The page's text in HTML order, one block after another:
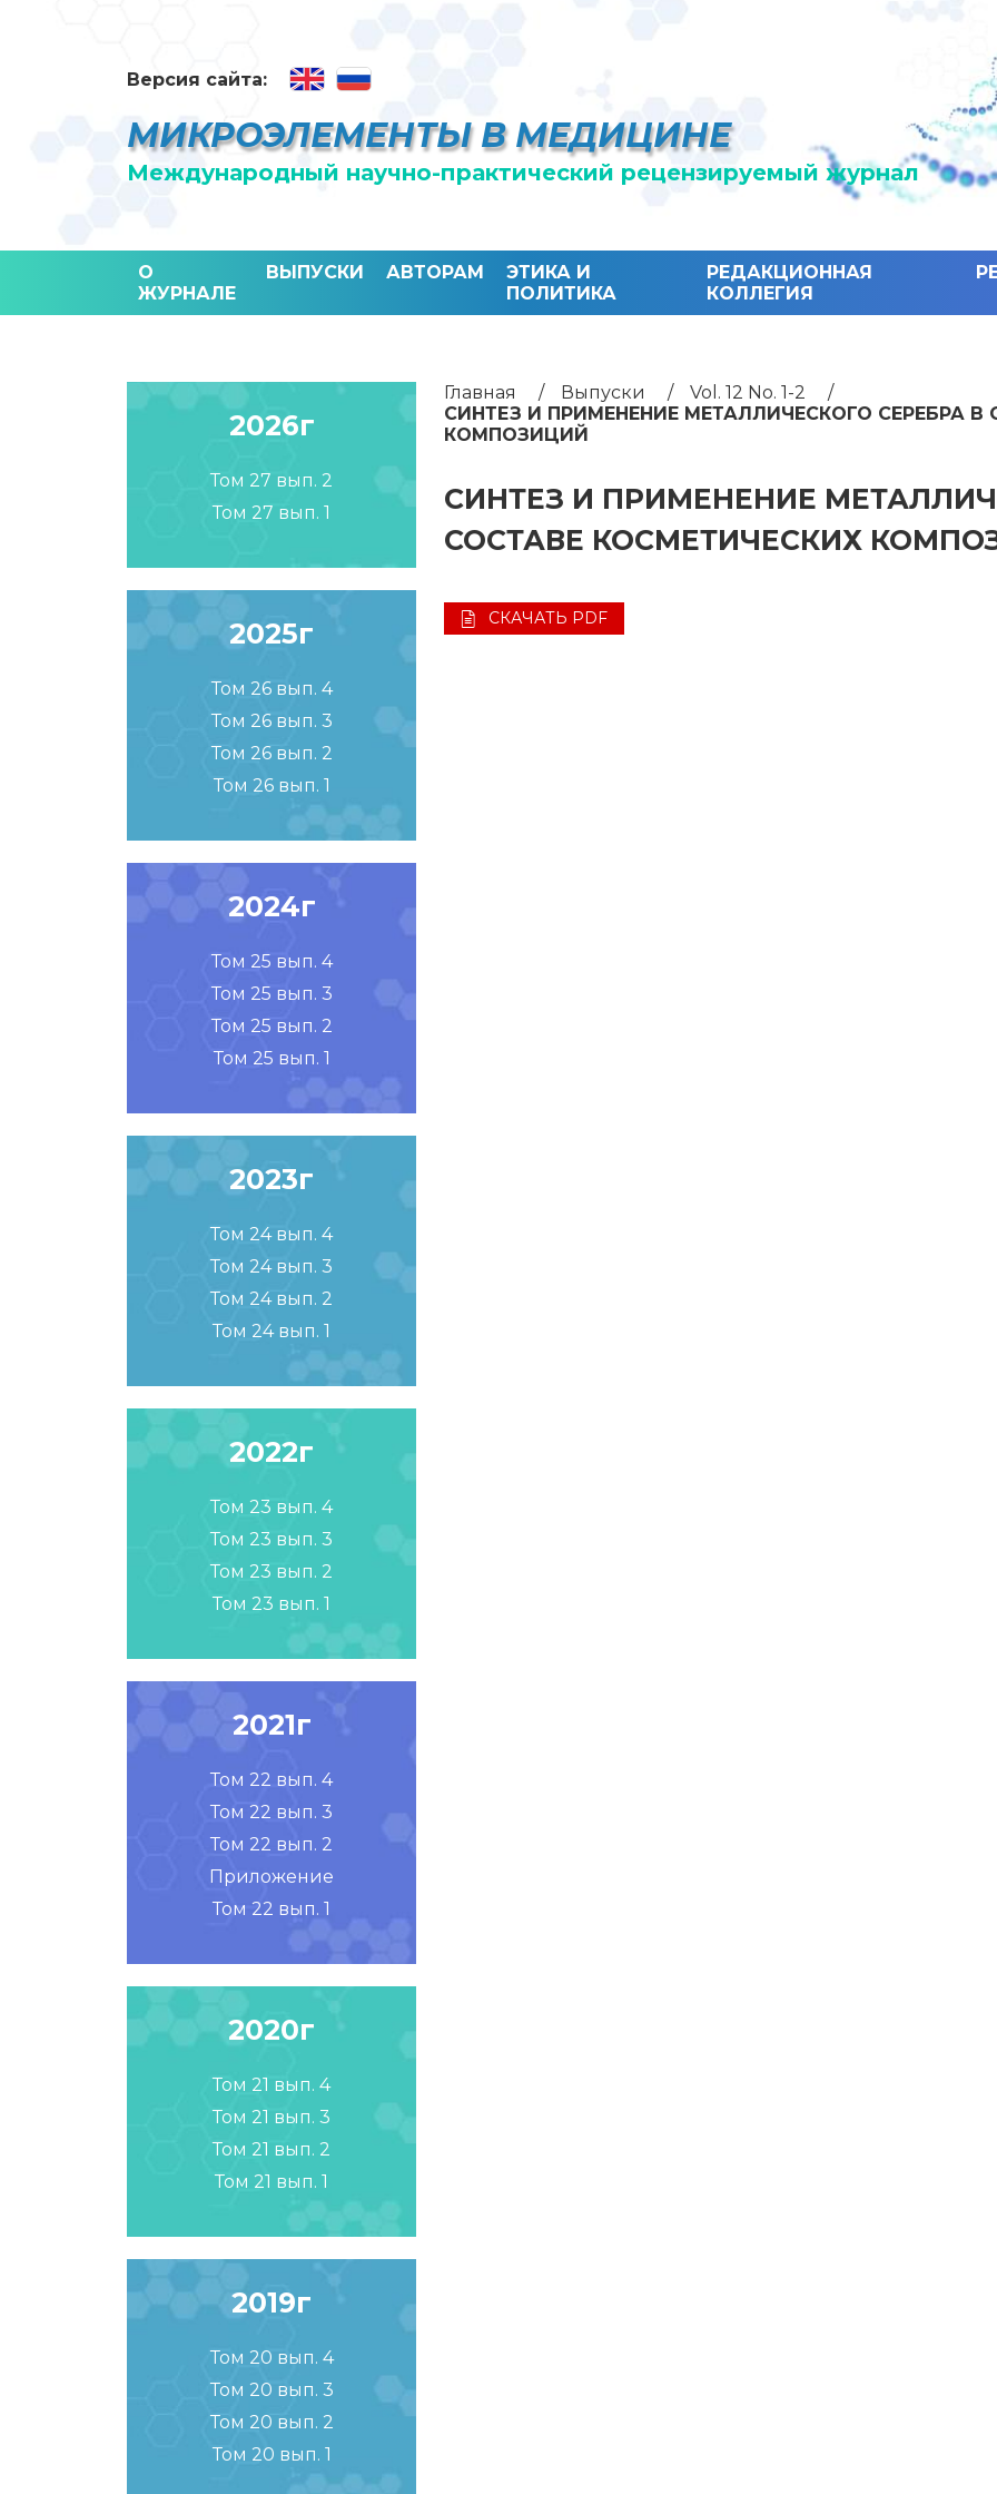
Версия сайта:
МИКРОЭЛЕМЕНТЫ В МЕДИЦИНЕ
Международный научно-практический рецензируемый журнал
О
ЖУРНАЛЕ
ВЫПУСКИ АВТОРАМ
ЭТИКА И
ПОЛИТИКА
РЕДАКЦИОННАЯ
КОЛЛЕГИЯ
2026г
Том 27 вып. 2
Том 27 вып. 1
2025г
Том 26 вып. 4
Том 26 вып. 3
Том 26 вып. 2
Том 26 вып. 1
2024г
Том 25 вып. 4
Том 25 вып. 3
Том 25 вып. 2
Том 25 вып. 1
2023г
Том 24 вып. 4
Том 24 вып. 3
Том 24 вып. 2
Том 24 вып. 1
2022г
Том 23 вып. 4
Том 23 вып. 3
Том 23 вып. 2
Том 23 вып. 1
2021г
Том 22 вып. 4
Том 22 вып. 3
Том 22 вып. 2
Приложение
Том 22 вып. 1
2020г
Том 21 вып. 4
Том 21 вып. 3
Том 21 вып. 2
Том 21 вып. 1
2019г
Том 20 вып. 4
Том 20 вып. 3
Том 20 вып. 2
Том 20 вып. 1
Главная Выпуски
Vol. 12 No. 1-2
СИНТЕЗ И ПРИМЕНЕНИЕ МЕТАЛЛИЧЕСКОГО СЕРЕБРА В
КОМПОЗИЦИЙ
СИНТЕЗ И ПРИМЕНЕНИЕ
СОСТАВЕ КОСМЕТИЧЕСКИХ
СКАЧАТЬ PDF